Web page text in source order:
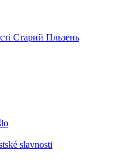
Старий Пльзень
slavnosti